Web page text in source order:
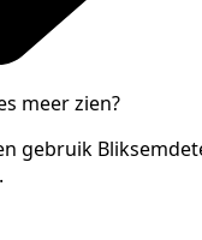
meer zien?
gebruik